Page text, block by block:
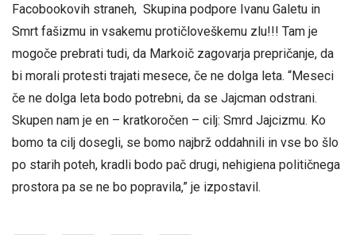
Facobookovih straneh, Skupina podpore Ivanu Galetu in
Smrt fašizmu in vsakemu protičloveškemu zlu!!! Tam je
mogoče prebrati tudi, da Markoič zagovarja prepričanje, da
bi morali protesti trajati mesece, če ne dolga leta. “Meseci
če ne dolga leta bodo potrebni, da se Jajcman odstrani.
Skupen nam je en – kratkoročen – cilj: Smrd Jajcizmu. Ko
bomo ta cilj dosegli, se bomo najbrž oddahnili in vse bo šlo
po starih poteh, kradli bodo pač drugi, nehigiena političnega
prostora pa se ne bo popravila,” je izpostavil.